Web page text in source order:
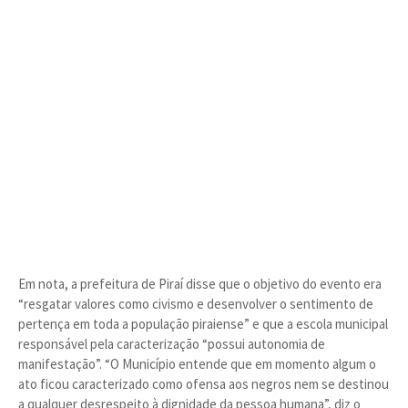
Em nota, a prefeitura de Piraí disse que o objetivo do evento era
“resgatar valores como civismo e desenvolver o sentimento de
pertença em toda a população piraiense” e que a escola municipal
responsável pela caracterização “possui autonomia de
manifestação”. “O Município entende que em momento algum o
ato ficou caracterizado como ofensa aos negros nem se destinou
a qualquer desrespeito à dignidade da pessoa humana”, diz o